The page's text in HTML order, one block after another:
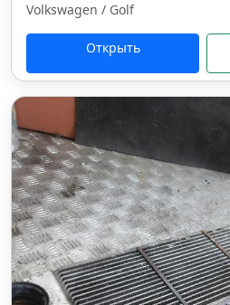
Volkswagen / Golf
Открыть